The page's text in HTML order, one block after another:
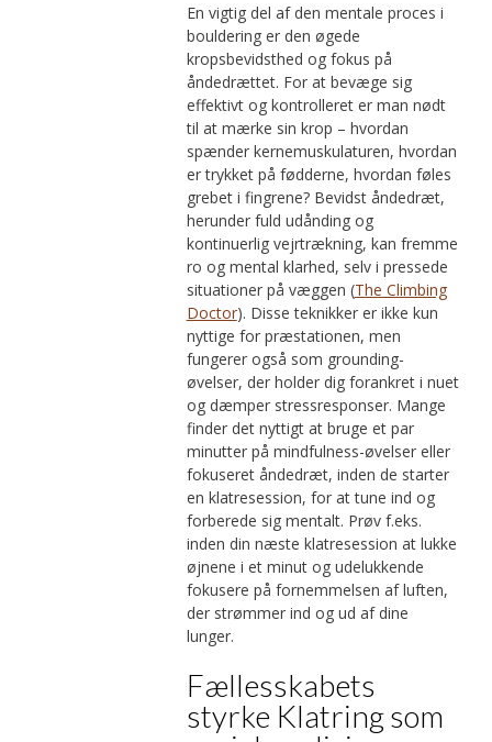
En vigtig del af den mentale proces i
bouldering er den øgede
kropsbevidsthed og fokus på
åndedrættet. For at bevæge sig
effektivt og kontrolleret er man nødt
til at mærke sin krop – hvordan
spænder kernemuskulaturen, hvordan
er trykket på fødderne, hvordan føles
grebet i fingrene? Bevidst åndedræt,
herunder fuld udånding og
kontinuerlig vejrtrækning, kan fremme
ro og mental klarhed, selv i pressede
situationer på væggen (The Climbing
Doctor). Disse teknikker er ikke kun
nyttige for præstationen, men
fungerer også som grounding-
øvelser, der holder dig forankret i nuet
og dæmper stressresponser. Mange
finder det nyttigt at bruge et par
minutter på mindfulness-øvelser eller
fokuseret åndedræt, inden de starter
en klatresession, for at tune ind og
forberede sig mentalt. Prøv f.eks.
inden din næste klatresession at lukke
øjnene i et minut og udelukkende
fokusere på fornemmelsen af luften,
der strømmer ind og ud af dine
lunger.
Fællesskabets
styrke Klatring som